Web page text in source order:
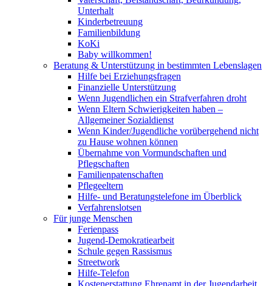
Unterhalt
Kinderbetreuung
Familienbildung
KoKi
Baby willkommen!
Beratung & Unterstützung in bestimmten Lebenslagen
Hilfe bei Erziehungsfragen
Finanzielle Unterstützung
Wenn Jugendlichen ein Strafverfahren droht
Wenn Eltern Schwierigkeiten haben –
Allgemeiner Sozialdienst
Wenn Kinder/Jugendliche vorübergehend nicht
zu Hause wohnen können
Übernahme von Vormundschaften und
Pflegschaften
Familienpatenschaften
Pflegeeltern
Hilfe- und Beratungstelefone im Überblick
Verfahrenslotsen
Für junge Menschen
Ferienpass
Jugend-Demokratiearbeit
Schule gegen Rassismus
Streetwork
Hilfe-Telefon
Kostenerstattung Ehrenamt in der Jugendarbeit